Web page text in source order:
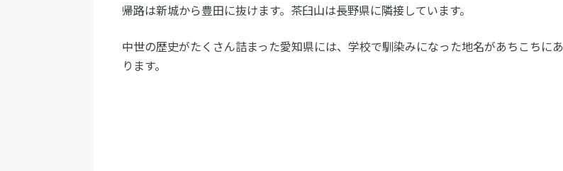
帰路は新城から豊田に抜けます。茶臼山は長野県に隣接しています。
中世の歴史がたくさん詰まった愛知県には、学校で馴染みになった地名があちこちにあ
ります。